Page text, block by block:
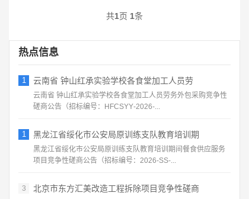
共1页 1条
热点信息
1 云南省 钟山红承实验学校各食堂加工人员劳
云南省 钟山红承实验学校各食堂加工人员劳务外包采购竞争性
磋商公告（招标编号：HFCSYY‑2026‑...
1 黑龙江省绥化市公安局原训练支队教育培训期
黑龙江省绥化市公安局原训练支队教育培训期间餐食供应服务
项目竞争性磋商公告（招标编号：2026‑SS‑...
3 北京市东方汇美改造工程拆除项目竞争性磋商